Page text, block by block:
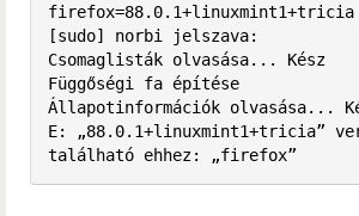
firefox=88.0.1+linuxmint1+tricia
[sudo] norbi
Csomaglisták olvasása... Kész
Függőségi fa építése
Állapotinformációk olvasása...
E: „88.0.1+linuxmint1+tricia”
található ehhez: „firefox”